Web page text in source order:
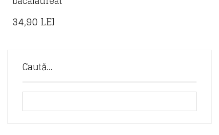
34,90 LEI
Caută…